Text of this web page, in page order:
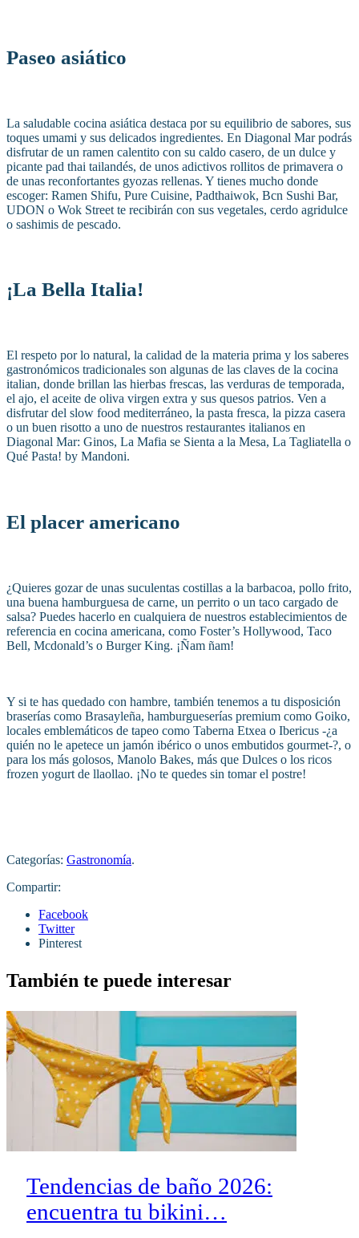
Paseo asiático
La saludable cocina asiática destaca por su equilibrio de sabores, sus
toques umami y sus delicados ingredientes. En Diagonal Mar podrás
disfrutar de un ramen calentito con su caldo casero, de un dulce y
picante pad thai tailandés, de unos adictivos rollitos de primavera o
de unas reconfortantes gyozas rellenas. Y tienes mucho donde
escoger: Ramen Shifu, Pure Cuisine, Padthaiwok, Bcn Sushi Bar,
UDON o Wok Street te recibirán con sus vegetales, cerdo agridulce
o sashimis de pescado.
¡La Bella Italia!
El respeto por lo natural, la calidad de la materia prima y los saberes
gastronómicos tradicionales son algunas de las claves de la cocina
italian, donde brillan las hierbas frescas, las verduras de temporada,
el ajo, el aceite de oliva virgen extra y sus quesos patrios. Ven a
disfrutar del slow food mediterráneo, la pasta fresca, la pizza casera
o un buen risotto a uno de nuestros restaurantes italianos en
Diagonal Mar: Ginos, La Mafia se Sienta a la Mesa, La Tagliatella o
Qué Pasta! by Mandoni.
El placer americano
¿Quieres gozar de unas suculentas costillas a la barbacoa, pollo frito,
una buena hamburguesa de carne, un perrito o un taco cargado de
salsa? Puedes hacerlo en cualquiera de nuestros establecimientos de
referencia en cocina americana, como Foster’s Hollywood, Taco
Bell, Mcdonald’s o Burger King. ¡Ñam ñam!
Y si te has quedado con hambre, también tenemos a tu disposición
braserías como Brasayleña, hamburgueserías premium como Goiko,
locales emblemáticos de tapeo como Taberna Etxea o Ibericus -¿a
quién no le apetece un jamón ibérico o unos embutidos gourmet-?, o
para los más golosos, Manolo Bakes, más que Dulces o los ricos
frozen yogurt de llaollao. ¡No te quedes sin tomar el postre!
Categorías: Gastronomía.
Compartir:
Facebook
Twitter
Pinterest
También te puede interesar
Tendencias de baño 2026:
encuentra tu bikini…